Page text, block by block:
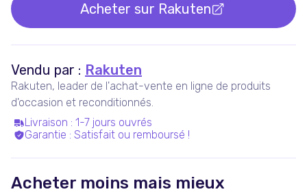
Acheter sur Rakuten
Vendu par : Rakuten
Rakuten, leader de l'achat-vente en ligne de produits
d'occasion et reconditionnés.
Livraison : 1-7 jours ouvrés
Garantie : Satisfait ou remboursé !
Acheter moins mais mieux